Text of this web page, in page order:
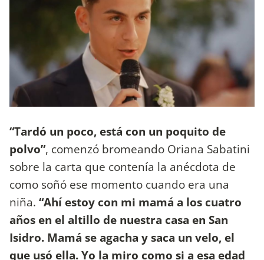
“Tardó un poco, está con un poquito de
polvo”, comenzó bromeando Oriana Sabatini
sobre la carta que contenía la anécdota de
como soñó ese momento cuando era una
niña. “Ahí estoy con mi mamá a los cuatro
años en el altillo de nuestra casa en San
Isidro. Mamá se agacha y saca un velo, el
que usó ella. Yo la miro como si a esa edad